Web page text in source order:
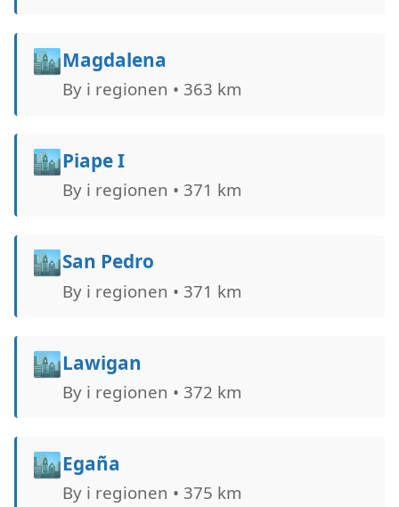
🏙️Magdalena
By i regionen • 363 km
🏙️Piape I
By i regionen • 371 km
🏙️San Pedro
By i regionen • 371 km
🏙️Lawigan
By i regionen • 372 km
🏙️Egaña
By i regionen • 375 km